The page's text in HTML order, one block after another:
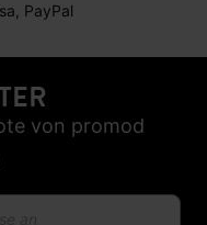
PayPal
von promod